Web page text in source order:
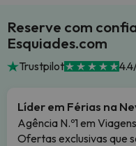
Reserve com
Esquiades.com
Trustpilot
Líder em Férias na
Agência N.º1 em
Ofertas exclusivas que